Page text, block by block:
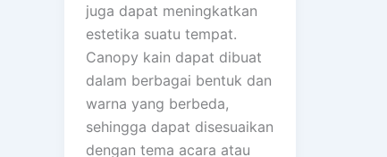
juga dapat meningkatkan
estetika suatu tempat.
Canopy kain dapat dibuat
dalam berbagai bentuk dan
warna yang berbeda,
sehingga dapat disesuaikan
dengan tema acara atau